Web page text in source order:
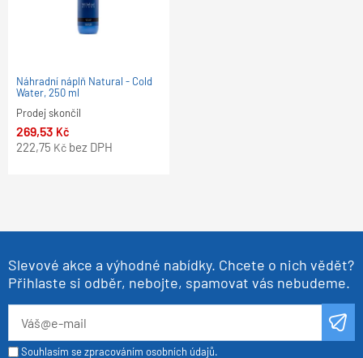
Náhradní náplň Natural - Cold
Water, 250 ml
Prodej skončil
269,53 Kč
222,75 Kč bez DPH
Slevové akce a výhodné nabídky. Chcete o nich vědět?
Přihlaste si odběr, nebojte, spamovat vás nebudeme.
Souhlasím se zpracováním osobních údajů.